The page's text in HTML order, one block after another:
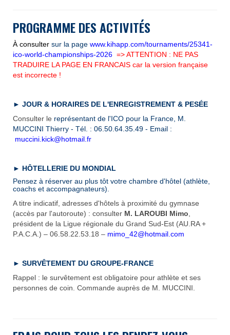
PROGRAMME DES ACTIVITÉS
À consulter sur la page www.kihapp.com/tournaments/25341-
ico-world-championships-2026 => ATTENTION : NE PAS
TRADUIRE LA PAGE EN FRANCAIS car la version française
est incorrecte !
► JOUR & HORAIRES DE L'ENREGISTREMENT & PESÉE
Consulter le représentant de l'ICO pour la France, M.
MUCCINI Thierry - Tél. : 06.50.64.35.49 - Email :
muccini.kick@hotmail.fr
► HÔTELLERIE DU MONDIAL
Pensez à réserver au plus tôt votre chambre d'hôtel (athlète,
coachs et accompagnateurs).
A titre indicatif, adresses d'hôtels à proximité du gymnase
(accès par l'autoroute) : consulter M. LAROUBI Mimo,
président de la Ligue régionale du Grand Sud-Est (AU.RA +
P.A.C.A.) – 06.58.22.53.18 – mimo_42@hotmail.com
► SURVÊTEMENT DU GROUPE-FRANCE
Rappel : le survêtement est obligatoire pour athlète et ses
personnes de coin. Commande auprès de M. MUCCINI.